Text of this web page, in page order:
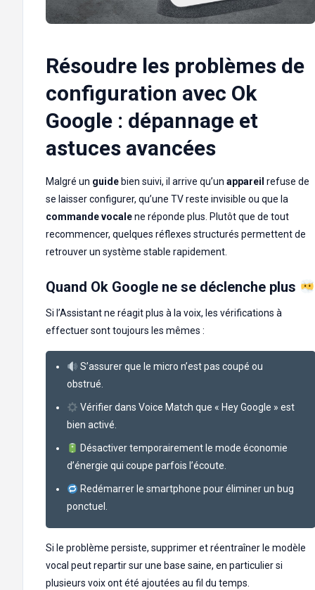
Résoudre les problèmes de
configuration avec Ok
Google : dépannage et
astuces avancées
Malgré un guide bien suivi, il arrive qu’un appareil refuse de
se laisser configurer, qu’une TV reste invisible ou que la
commande vocalene réponde plus. Plutôt que de tout
recommencer, quelques réflexes structurés permettent de
retrouver un système stable rapidement.
Quand Ok Google ne se déclenche plus
Si l’Assistant ne réagit plus à la voix, les vérifications à
effectuer sont toujours les mêmes :
S’assurer que le micro n’est pas coupé ou
obstrué.
Vérifier dans Voice Match que « Hey Google » est
bien activé.
Désactiver temporairement le mode économie
d’énergie qui coupe parfois l’écoute.
Redémarrer le smartphone pour éliminer un bug
ponctuel.
Si le problème persiste, supprimer et réentraîner le modèle
vocal peut repartir sur une base saine, en particulier si
plusieurs voix ont été ajoutées au fil du temps.